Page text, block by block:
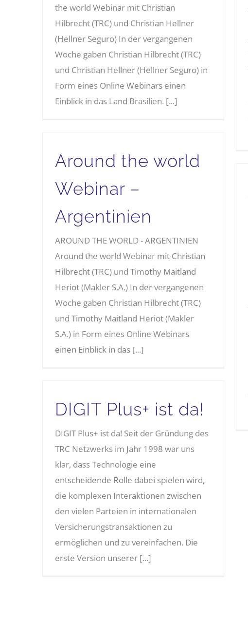
the world Webinar mit Christian
Hilbrecht (TRC) und Christian Hellner
(Hellner Seguro) In der vergangenen
Woche gaben Christian Hilbrecht (TRC)
und Christian Hellner (Hellner Seguro) in
Form eines Online Webinars einen
Einblick in das Land Brasilien. [...]
Around the world
Webinar –
Argentinien
AROUND THE WORLD - ARGENTINIEN
Around the world Webinar mit Christian
Hilbrecht (TRC) und Timothy Maitland
Heriot (Makler S.A.) In der vergangenen
Woche gaben Christian Hilbrecht (TRC)
und Timothy Maitland Heriot (Makler
S.A.) in Form eines Online Webinars
einen Einblick in das [...]
DIGIT Plus+ ist da!
DIGIT Plus+ ist da! Seit der Gründung des
TRC Netzwerks im Jahr 1998 war uns
klar, dass Technologie eine
entscheidende Rolle dabei spielen wird,
die komplexen Interaktionen zwischen
den vielen Parteien in internationalen
Versicherungstransaktionen zu
ermöglichen und zu vereinfachen. Die
erste Version unserer [...]